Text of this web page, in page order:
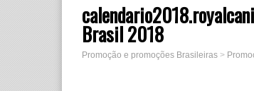
Brasil 2018
Promoção e promoções Brasileiras >